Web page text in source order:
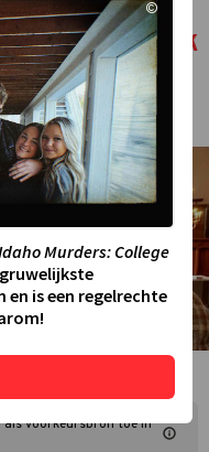
Zalen in gesprek
als voorkeursbron toe in
©
Murders: College
is een regelrechte